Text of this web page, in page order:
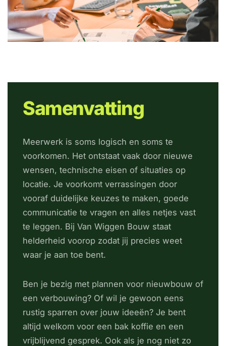
Samenvatting
Meerwerk is soms logisch en soms te
voorkomen. Het ontstaat vaak door nieuwe
wensen, technische eisen of situaties op
locatie. Je voorkomt verrassingen door
vooraf duidelijke keuzes te maken, goede
communicatie te vragen en alles netjes vast
te leggen. Bij Van Wiggen Bouw staat
helderheid voorop zodat jij precies weet
waar je aan toe bent.
Ben je bezig met plannen voor nieuwbouw of
een verbouwing? Of wil je gewoon eens
rustig sparren over jouw ideeën? Je bent
altijd welkom voor een bak koffie en een
vrijblijvend gesprek. Ook als je nog niet zo